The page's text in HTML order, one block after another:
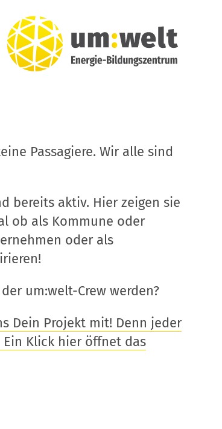
Passagiere. Wir alle sind
bereits aktiv. Hier zeigen sie
ob als Kommune oder
oder als
um:welt-Crew werden?
Dein Projekt mit! Denn jeder
Klick hier öffnet das